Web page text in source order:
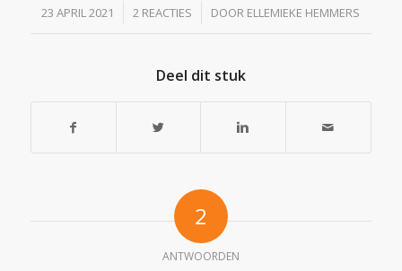
23 APRIL 2021
/ 2 REACTIES
/ DOOR ELLEMIEKE HEMMERS
Deel dit stuk
2
ANTWOORDEN